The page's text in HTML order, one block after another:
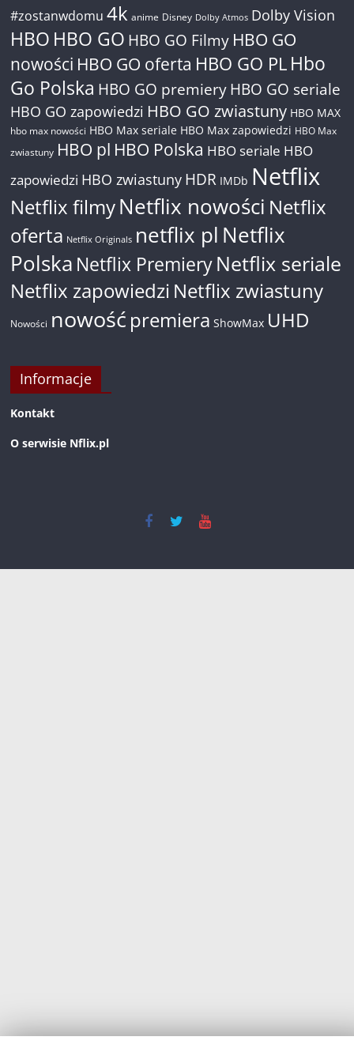
#zostanwdomu 4k anime Disney Dolby Atmos Dolby Vision
HBO HBO GO HBO GO Filmy HBO GO
nowości HBO GO oferta HBO GO PL Hbo
Go Polska HBO GO premiery HBO GO seriale
HBO GO zapowiedzi HBO GO zwiastuny HBO MAX
hbo max nowości HBO Max seriale HBO Max zapowiedzi HBO Max
zwiastuny HBO pl HBO Polska HBO seriale HBO
zapowiedzi HBO zwiastuny HDR IMDb Netflix
Netflix filmyNetflix nowości Netflix
oferta Netflix Originals netflix pl Netflix
Polska Netflix PremieryNetflix seriale
Netflix zapowiedzi Netflix zwiastuny
Nowości nowość premiera ShowMax UHD
Informacje
Kontakt
O serwisie Nflix.pl